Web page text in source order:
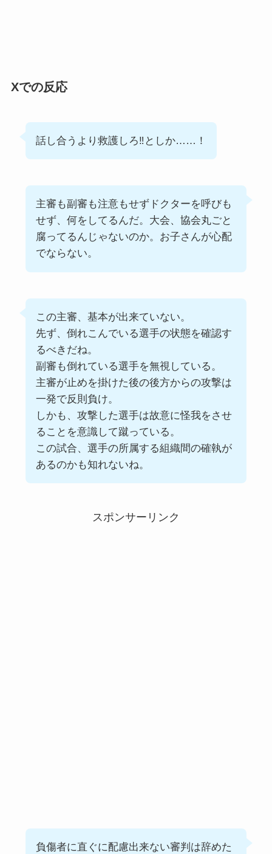
Xでの反応
話し合うより救護しろ‼としか……！
主審も副審も注意もせずドクターを呼びも
せず、何をしてるんだ。大会、協会丸ごと
腐ってるんじゃないのか。お子さんが心配
でならない。
この主審、基本が出来ていない。
先ず、倒れこんでいる選手の状態を確認す
るべきだね。
副審も倒れている選手を無視している。
主審が止めを掛けた後の後方からの攻撃は
一発で反則負け。
しかも、攻撃した選手は故意に怪我をさせ
ることを意識して蹴っている。
この試合、選手の所属する組織間の確執が
あるのかも知れないね。
スポンサーリンク
負傷者に直ぐに配慮出来ない審判は辞めた